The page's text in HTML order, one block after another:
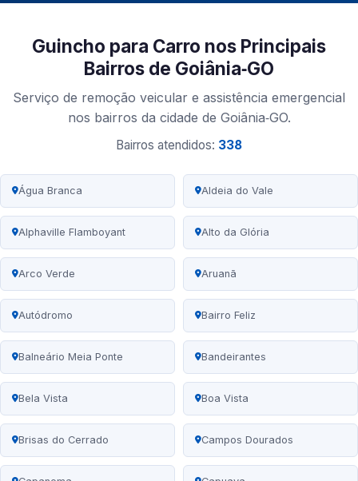
Guincho para Carro nos Principais
Bairros de Goiânia‑GO
Serviço de remoção veicular e assistência emergencial
nos bairros da cidade de Goiânia‑GO.
Bairros atendidos: 338
Água Branca Aldeia do Vale
Alphaville Flamboyant Alto da Glória
Arco Verde Aruanã
Autódromo Bairro Feliz
Balneário Meia Ponte Bandeirantes
Bela Vista Boa Vista
Brisas do Cerrado Campos Dourados